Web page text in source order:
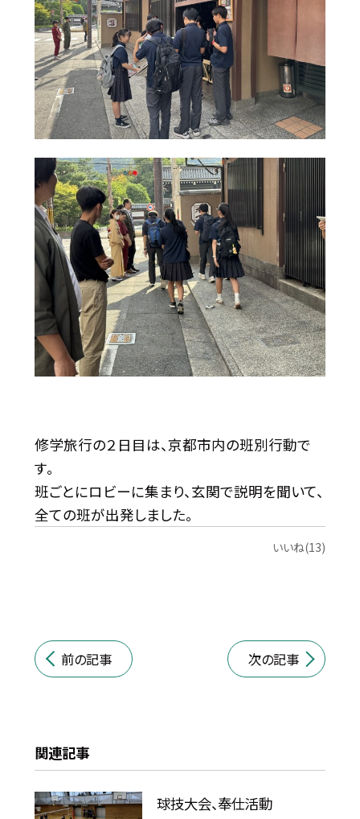
修学旅行の２日目は、京都市内の班別行動で
す。
班ごとにロビーに集まり、玄関で説明を聞いて、
全ての班が出発しました。
いいね(13)
前の記事 次の記事
関連記事
球技大会、奉仕活動